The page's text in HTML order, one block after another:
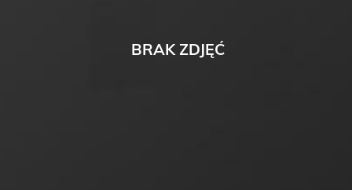
BRAK ZDJĘĆ